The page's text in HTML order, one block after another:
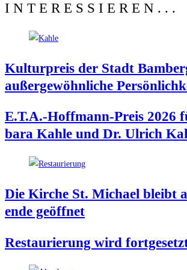
INTERESSIEREN...
Kul­tur­preis der Stadt
außer­ge­wöhn­li­che
E.T.A.-Hoffmann-Preis 2026
ba­ra Kah­le und Dr. Ulrich
Die Kir­che St. Micha­el bleibt
en­de geöffnet
Restau­rie­rung wird